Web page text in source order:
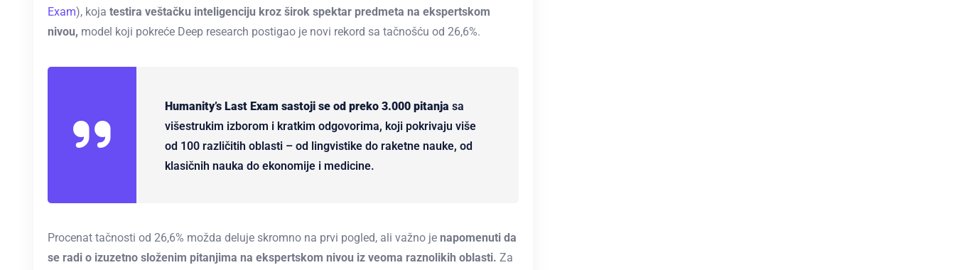
Exam), koja testira veštačku inteligenciju kroz širok spektar predmeta na ekspertskom
nivou, model koji pokreće Deep research postigao je novi rekord sa tačnošću od 26,6%.
Humanity’s Last Exam sastoji se od preko 3.000 pitanja sa
višestrukim izborom i kratkim odgovorima, koji pokrivaju više
od 100 različitih oblasti – od lingvistike do raketne nauke, od
klasičnih nauka do ekonomije i medicine.
Procenat tačnosti od 26,6% možda deluje skromno na prvi pogled, ali važno je napomenuti da
se radi o izuzetno složenim pitanjima na ekspertskom nivou iz veoma raznolikih oblasti. Za